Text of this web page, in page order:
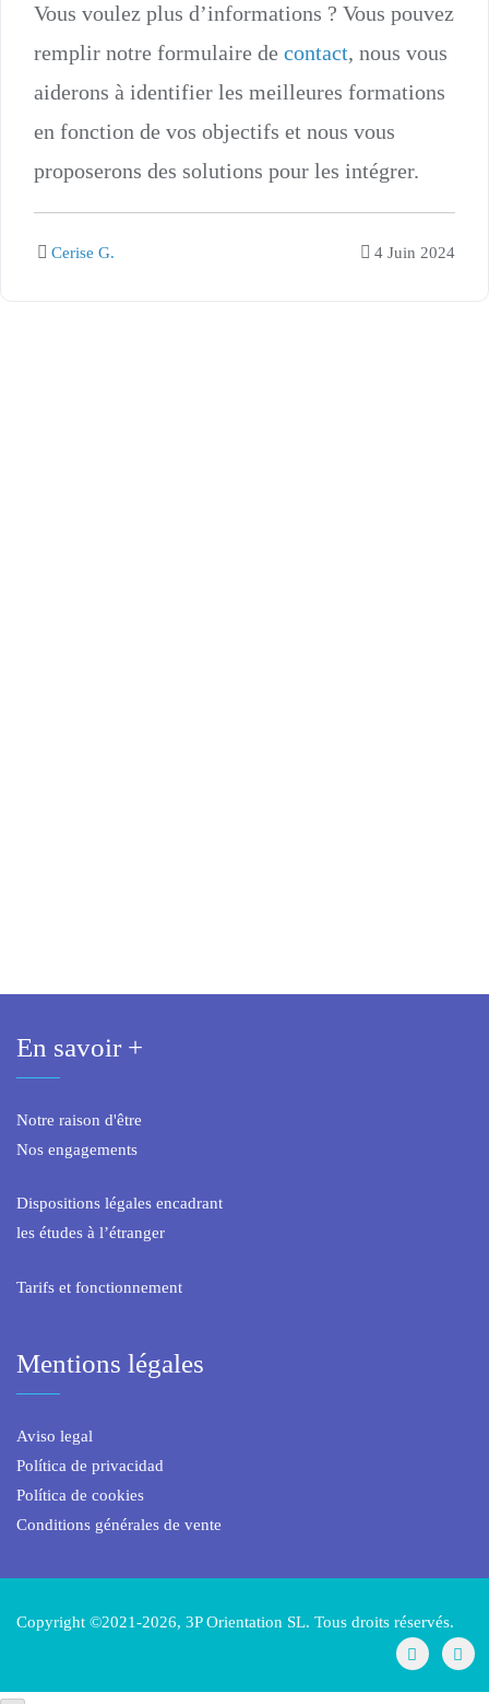
Vous voulez plus d’informations ? Vous pouvez
remplir notre formulaire de contact, nous vous
aiderons à identifier les meilleures formations
en fonction de vos objectifs et nous vous
proposerons des solutions pour les intégrer.
Cerise G. 4 Juin 2024
En savoir +
Notre raison d'être
Nos engagements
Dispositions légales encadrant
les études à l’étranger
Tarifs et fonctionnement
Mentions légales
Aviso legal
Política de privacidad
Política de cookies
Conditions générales de vente
Copyright ©2021-2026, 3P Orientation SL. Tous droits réservés.